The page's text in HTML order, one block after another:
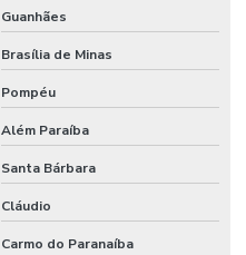
Guanhães
Brasília de Minas
Pompéu
Além Paraíba
Santa Bárbara
Cláudio
Carmo do Paranaíba